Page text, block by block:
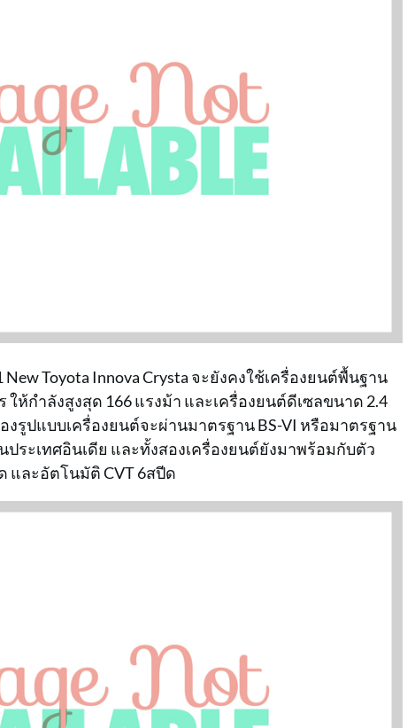
Toyota Innova Crysta จะยังคงใช้เครื่องยนต์พื้นฐาน
ห้กำลังสูงสุด 166 แรงม้า และเครื่องยนต์ดีเซลขนาด 2.4
งรูปแบบเครื่องยนต์จะผ่านมาตรฐาน BS-VI หรือมาตรฐาน
ระเทศอินเดีย และทั้งสองเครื่องยนต์ยังมาพร้อมกับตัว
และอัตโนมัติ CVT 6สปีด